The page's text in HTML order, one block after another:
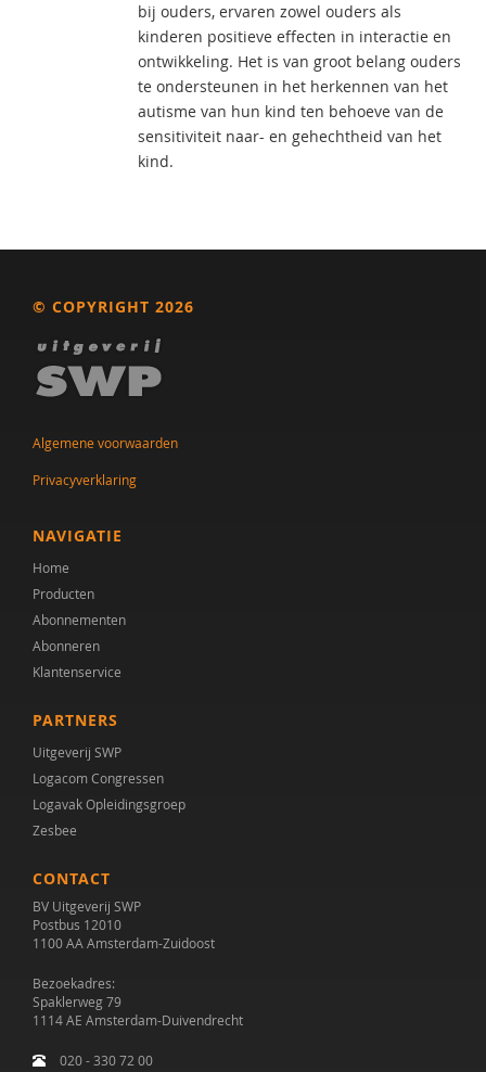
bij ouders, ervaren zowel ouders als
kinderen positieve effecten in interactie en
ontwikkeling. Het is van groot belang ouders
te ondersteunen in het herkennen van het
autisme van hun kind ten behoeve van de
sensitiviteit naar- en gehechtheid van het
kind.
© COPYRIGHT 2026
Algemene voorwaarden
Privacyverklaring
NAVIGATIE
Home
Producten
Abonnementen
Abonneren
Klantenservice
PARTNERS
Uitgeverij SWP
Logacom Congressen
Logavak Opleidingsgroep
Zesbee
CONTACT
BV Uitgeverij SWP
Postbus 12010
1100 AA Amsterdam-Zuidoost
Bezoekadres:
Spaklerweg 79
1114 AE Amsterdam-Duivendrecht
020 - 330 72 00